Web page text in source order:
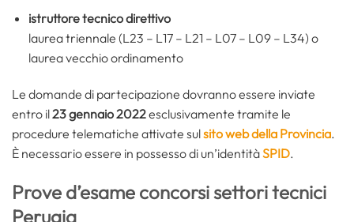
istruttore tecnico direttivo
laurea triennale (L23 – L17 – L21 – L07 – L09 – L34) o
laurea vecchio ordinamento
Le domande di partecipazione dovranno essere inviate
entro il23 gennaio 2022esclusivamente tramite le
procedure telematiche attivate sulsito web della Provincia.
È necessario essere in possesso di un’identitàSPID.
Prove d’esame concorsi settori tecnici
Perugia